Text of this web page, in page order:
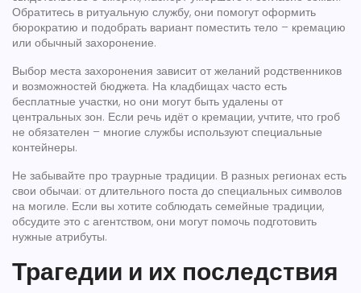
Обратитесь в ритуальную службу, они помогут оформить
бюрократию и подобрать вариант поместить тело – кремацию
или обычный захоронение.
Выбор места захоронения зависит от желаний родственников
и возможностей бюджета. На кладбищах часто есть
бесплатные участки, но они могут быть удалены от
центральных зон. Если речь идёт о кремации, учтите, что гроб
не обязателен – многие службы используют специальные
контейнеры.
Не забывайте про траурные традиции. В разных регионах есть
свои обычаи: от длительного поста до специальных символов
на могиле. Если вы хотите соблюдать семейные традиции,
обсудите это с агентством, они могут помочь подготовить
нужные атрибуты.
Трагедии и их последствия